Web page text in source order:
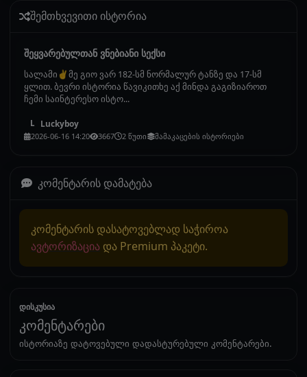
შემთხვევითი ისტორია
შეყვარებულთან ვნებიანი სექსი
სალამი✌️მე გიო ვარ 182-სმ ნორმალურ ტანზე და 17-სმ
ყლით. ბევრი ისტორია წავიკითხე აქ მინდა გაგიზიაროთ
ჩემი საინტერესო ისტო...
L Luckyboy
2026-06-16 14:20 3667 2 წუთი მამაკაცების ისტორიები
კომენტარის დამატება
კომენტარის დასატოვებლად საჭიროა
ავტორიზაცია და Premium პაკეტი.
დისკუსია
კომენტარები
ისტორიაზე დატოვებული დადასტურებული კომენტარები.